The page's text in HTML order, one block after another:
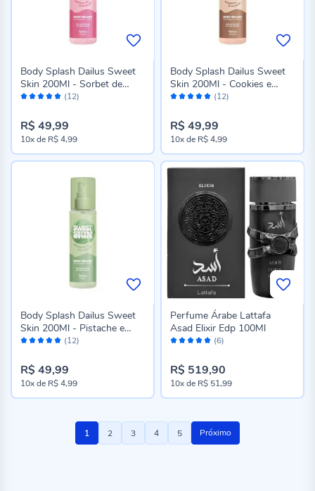
Avaliação: (12)
Body Splash Dailus Sweet
Skin 200Ml - Sorbet de
Morango
R$ 49,99
10xde R$ 4,99
Avaliação: (12)
Body Splash Dailus Sweet
Skin 200Ml - Cookies e
Cream
R$ 49,99
10xde R$ 4,99
Avaliação: (12)
Body Splash Dailus Sweet
Skin 200Ml - Pistache e
Caramelo
R$ 49,99
10xde R$ 4,99
Avaliação: (6)
Perfume Árabe Lattafa
Asad Elixir Edp 100Ml
R$ 519,90
10xde R$ 51,99
Página
Você
1 Página
2 Página
3 Página
4 Página
5 Próximo